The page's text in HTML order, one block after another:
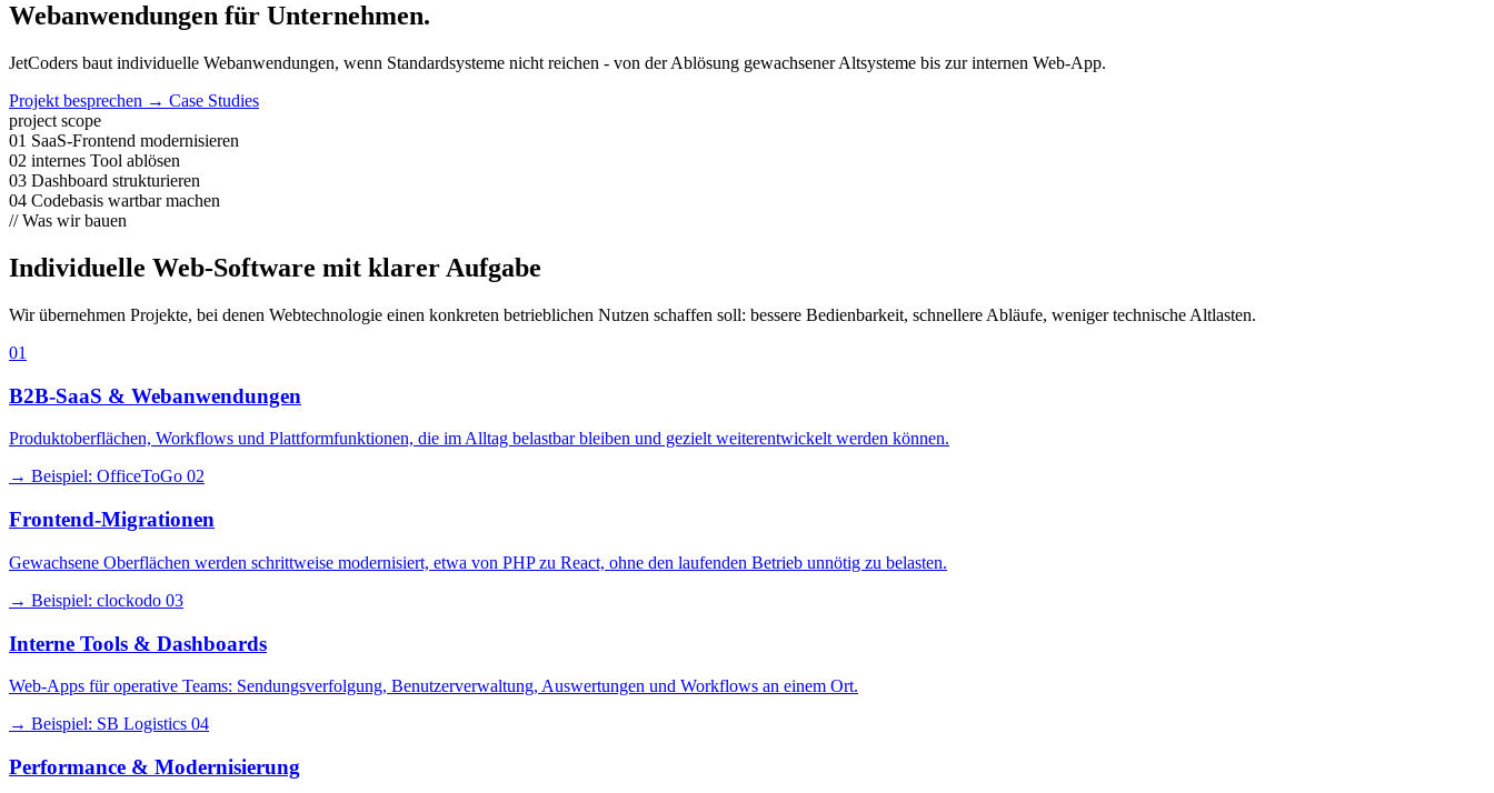
Webanwendungen für Unternehmen.
JetCoders baut individuelle Webanwendungen, wenn Standardsysteme nicht reichen - von der Ablösung gewachsener Altsysteme bis zur internen Web-App.
Projekt besprechen → Case Studies
project scope
01 SaaS-Frontend modernisieren
02 internes Tool ablösen
03 Dashboard strukturieren
04 Codebasis wartbar machen
//Was wir bauen
Individuelle Web-Software mit klarer Aufgabe
Wir übernehmen Projekte, bei denen Webtechnologie einen konkreten betrieblichen Nutzen schaffen soll: bessere Bedienbarkeit, schnellere Abläufe, weniger technische Altlasten.
01
B2B-SaaS & Webanwendungen
Produktoberflächen, Workflows und Plattformfunktionen, die im Alltag belastbar bleiben und gezielt weiterentwickelt werden können.
→ Beispiel: OfficeToGo 02
Frontend-Migrationen
Gewachsene Oberflächen werden schrittweise modernisiert, etwa von PHP zu React, ohne den laufenden Betrieb unnötig zu belasten.
→ Beispiel: clockodo 03
Interne Tools & Dashboards
Web-Apps für operative Teams: Sendungsverfolgung, Benutzerverwaltung, Auswertungen und Workflows an einem Ort.
→ Beispiel: SB Logistics 04
Performance & Modernisierung